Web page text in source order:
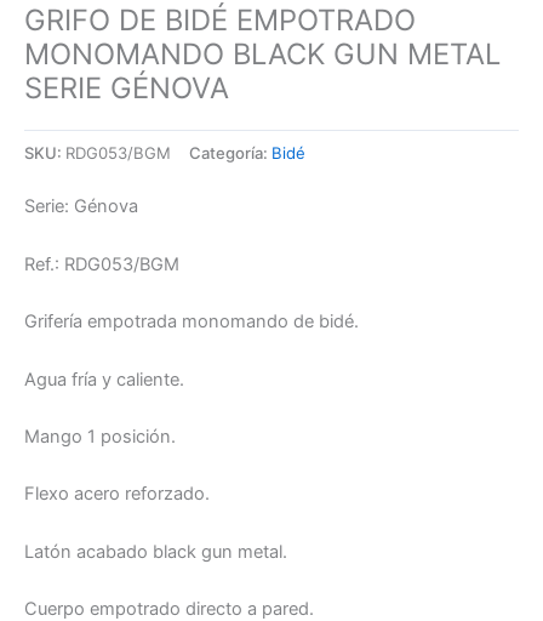
GRIFO DE BIDÉ EMPOTRADO
MONOMANDO BLACK GUN METAL
SERIE GÉNOVA
SKU: RDG053/BGM Categoría: Bidé
Serie: Génova
Ref.: RDG053/BGM
Grifería empotrada monomando de bidé.
Agua fría y caliente.
Mango 1 posición.
Flexo acero reforzado.
Latón acabado black gun metal.
Cuerpo empotrado directo a pared.